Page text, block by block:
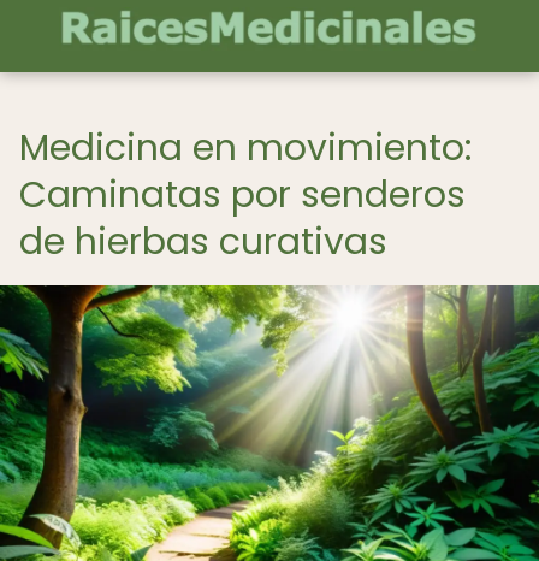
Medicina en movimiento:
Caminatas por senderos
de hierbas curativas